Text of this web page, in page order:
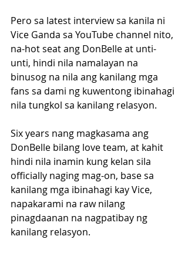
Pero sa latest interview sa kanila ni
Vice Ganda sa YouTube channel nito,
na-hot seat ang DonBelle at unti-
unti, hindi nila namalayan na
binusog na nila ang kanilang mga
fans sa dami ng kuwentong ibinahagi
nila tungkol sa kanilang relasyon.
Six years nang magkasama ang
DonBelle bilang love team, at kahit
hindi nila inamin kung kelan sila
officially naging mag-on, base sa
kanilang mga ibinahagi kay Vice,
napakarami na raw nilang
pinagdaanan na nagpatibay ng
kanilang relasyon.